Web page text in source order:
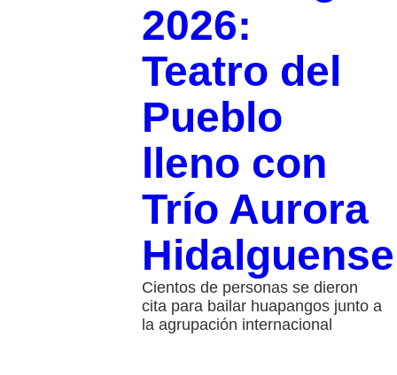
2026:
Teatro del
Pueblo
lleno con
Trío Aurora
Hidalguense
Cientos de personas se dieron
cita para bailar huapangos junto a
la agrupación internacional